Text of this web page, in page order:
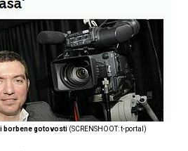
borbene gotovosti (SCRENSHOOT: t-portal)